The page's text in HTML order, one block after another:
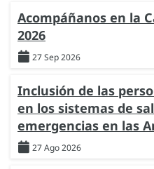
Acompáñanos en la
2026
27 Sep 2026
Inclusión de las
en los sistemas de
emergencias en las
27 Ago 2026